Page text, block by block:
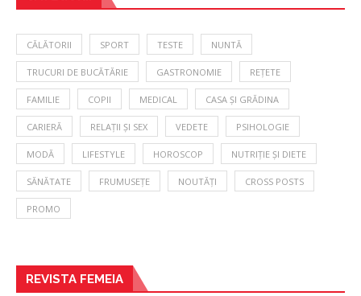
CĂLĂTORII SPORT TESTE NUNTĂ
TRUCURI DE BUCĂTĂRIE GASTRONOMIE REȚETE
FAMILIE COPII MEDICAL CASA ȘI GRĂDINA
CARIERĂ RELAȚII ȘI SEX VEDETE PSIHOLOGIE
MODĂ LIFESTYLE HOROSCOP NUTRIȚIE ȘI DIETE
SĂNĂTATE FRUMUSEȚE NOUTĂȚI CROSS POSTS
PROMO
REVISTA FEMEIA